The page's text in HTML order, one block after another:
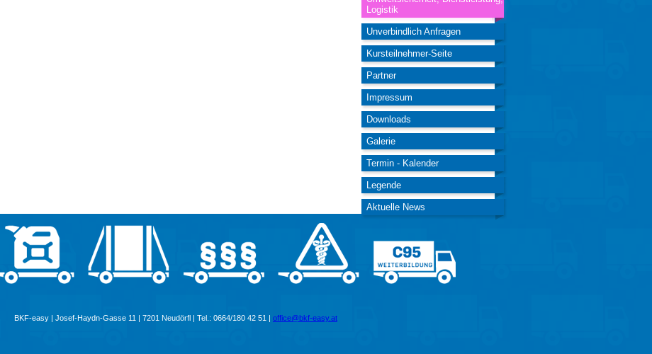
BKF-easy | Josef-Haydn-Gasse 11 | 7201 Neudörfl | Tel.: 0664/180 42 51 | office@bkf-easy.at
Logistik
Unverbindlich Anfragen
Kursteilnehmer-Seite
Partner
Impressum
Downloads
Galerie
Termin - Kalender
Legende
Aktuelle News